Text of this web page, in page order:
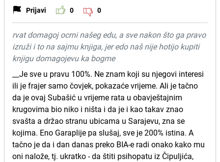
Prijavi 0 0
rvat domagoj ocrni našeg edu, a sve nakon što ga pravo
izruži i to na sajmu knjiga, jer edo naš nije hotijo kupiti
knjigu domagojevu ka bogme
__Je sve u pravu 100%. Ne znam koji su njegovi interesi
ili je frajer samo čovjek, pokazaće vrijeme. Ali je tačno
da je ovaj Subašić u vrijeme rata u obavještajnim
krugovima bio niko i ništa i da je i kao takav znao
svašta a držao stranu ubicama u Sarajevu, zna se
kojima. Eno Garaplije pa slušaj, sve je 200% istina. A
tačno je da i dan danas preko BIA-e radi onako kako mu
oni nalože, tj. ukratko - da štiti psihopatu iz Čipuljića,